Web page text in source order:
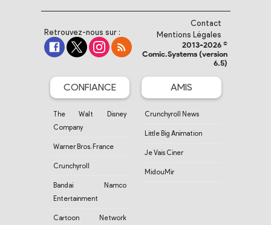
Retrouvez-nous sur :
Contact
Mentions Légales
2013-2026 ©
Comic.Systems (version
6.5)
CONFIANCE
The Walt Disney
Company
Warner Bros. France
Crunchyroll
Bandai Namco
Entertainment
Cartoon Network
AMIS
Crunchyroll News
Little Big Animation
Je Vais Ciner
MidouMir